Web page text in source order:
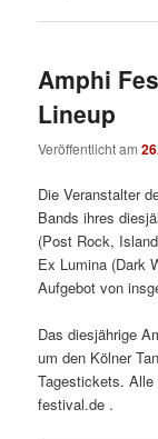
Amphi
Lineup
Veröffentlicht am
Die Veranstalter
Bands ihres
(Post Rock,
Ex Lumina (Dark
Aufgebot von
Das diesjährige
um den Kölner
Tagestickets. Alle
festival.de .